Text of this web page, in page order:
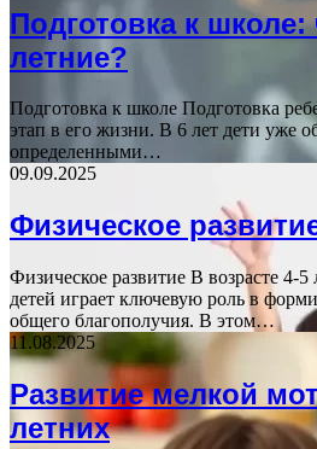
Подготовка к
летние?
Подготовка к школе Подготовка
этап в его жизни. В 6 лет дети уже
определенными…
09.09.2025
Физическое
Физическое развитие В возрасте 4-5
детей играет ключевую роль в
общего благополучия. В этом…
11.08.2025
Развитие мелкой
летних